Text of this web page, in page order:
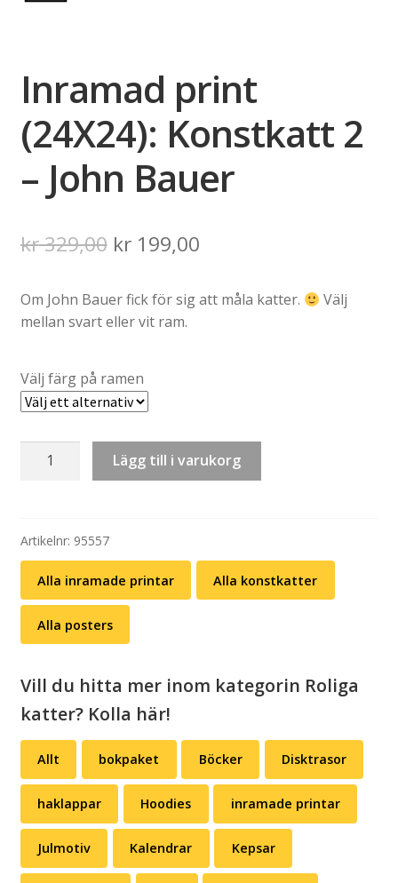
Inramad print
(24X24): Konstkatt 2
– John Bauer
kr329,00 Det
priset
kr 329,00.
kr199,00Det
priset
Om John Bauer fick för sig att måla katter.
Välj
mellan svart eller vit ram.
Välj färg på ramen
Inramad
2
–
John
Bauer
mängd
Lägg till i varukorg
Artikelnr: 95557
Alla inramade printar Alla konstkatter
Alla posters
Vill du hitta mer inom kategorin Roliga
katter? Kolla här!
Allt bokpaket Böcker Disktrasor
haklappar Hoodies inramade printar
Julmotiv Kalendrar Kepsar